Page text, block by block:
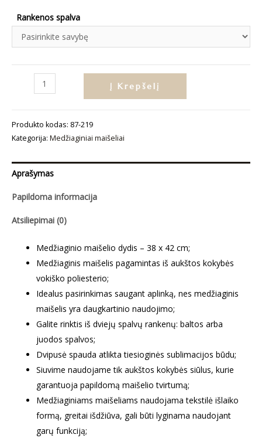
Rankenos spalva
produkto
maišelis
„Gėlėta
Į Krepšelį
Produkto kodas: 87-219
Kategorija: Medžiaginiai maišeliai
Aprašymas
Papildoma informacija
Atsiliepimai (0)
Medžiaginio maišelio dydis – 38 x 42 cm;
Medžiaginis maišelis pagamintas iš aukštos kokybės
vokiško poliesterio;
Idealus pasirinkimas saugant aplinką, nes medžiaginis
maišelis yra daugkartinio naudojimo;
Galite rinktis iš dviejų spalvų rankenų: baltos arba
juodos spalvos;
Dvipusė spauda atlikta tiesioginės sublimacijos būdu;
Siuvime naudojame tik aukštos kokybės siūlus, kurie
garantuoja papildomą maišelio tvirtumą;
Medžiaginiams maišeliams naudojama tekstilė išlaiko
formą, greitai išdžiūva, gali būti lyginama naudojant
garų funkciją;